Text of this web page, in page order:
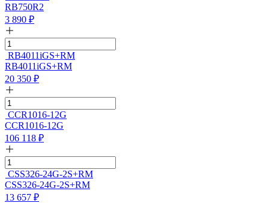
RB750R2
3 890 ₽
RB4011iGS+RM
RB4011iGS+RM
20 350 ₽
CCR1016-12G
CCR1016-12G
106 118 ₽
CSS326-24G-2S+RM
CSS326-24G-2S+RM
13 657 ₽